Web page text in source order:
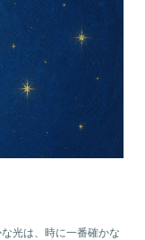
光は、時に一番確かな